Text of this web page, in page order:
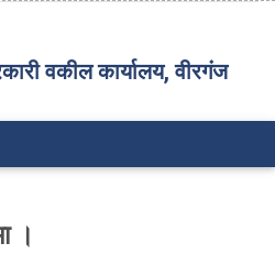
वकील कार्यालय, वीरगंज
।